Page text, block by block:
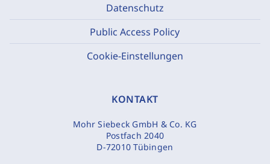
Datenschutz
Public Access Policy
Cookie-Einstellungen
KONTAKT
Mohr Siebeck GmbH & Co. KG
Postfach 2040
D-72010 Tübingen